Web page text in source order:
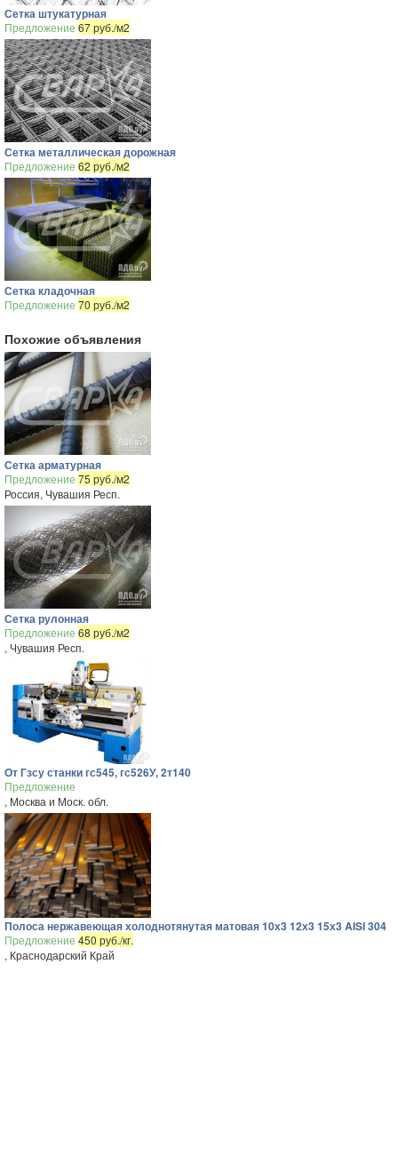
Сетка штукатурная
Предложение 67 руб./м2
Сетка металлическая дорожная
Предложение 62 руб./м2
Сетка кладочная
Предложение 70 руб./м2
Похожие объявления
Сетка арматурная
Предложение 75 руб./м2
Россия, Чувашия Респ.
Сетка рулонная
Предложение 68 руб./м2
, Чувашия Респ.
От Гзсу станки гс545, гс526У, 2т140
Предложение
, Москва и Моск. обл.
Полоса нержавеющая холоднотянутая матовая 10х3 12х3 15х3 AISI 304
Предложение 450 руб./кг.
, Краснодарский Край